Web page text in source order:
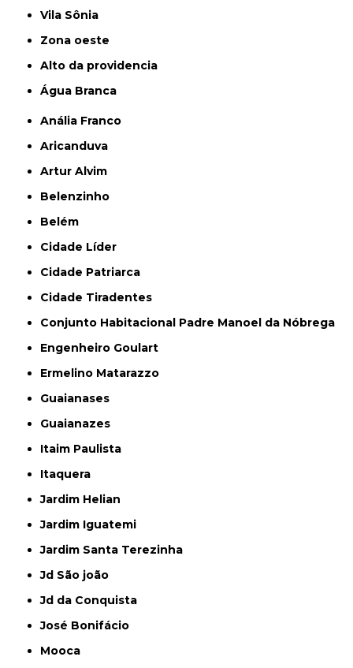
Vila Sônia
Zona oeste
alto da providencia
Água Branca
Anália Franco
Aricanduva
Artur Alvim
Belenzinho
Belém
Cidade Líder
Cidade Patriarca
Cidade Tiradentes
Conjunto Habitacional Padre Manoel da Nóbrega
Engenheiro Goulart
Ermelino Matarazzo
Guaianases
Guaianazes
Itaim Paulista
Itaquera
Jardim Helian
Jardim Iguatemi
Jardim Santa Terezinha
Jd São joão
Jd da Conquista
José Bonifácio
Mooca